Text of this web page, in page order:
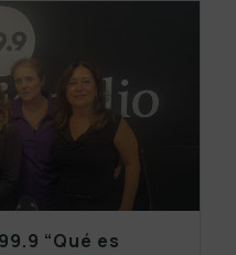
“Qué es